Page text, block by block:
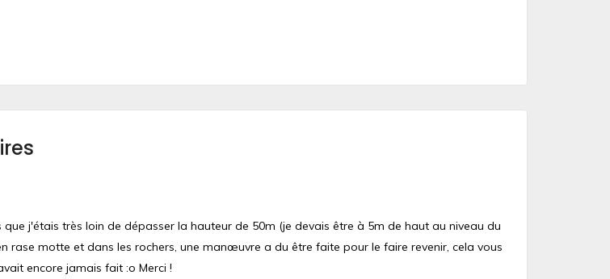
j'étais très loin de dépasser la hauteur de 50m (je devais être à 5m de haut au niveau du
rase motte et dans les rochers, une manœuvre a du être faite pour le faire revenir, cela vous
encore jamais fait :o Merci !